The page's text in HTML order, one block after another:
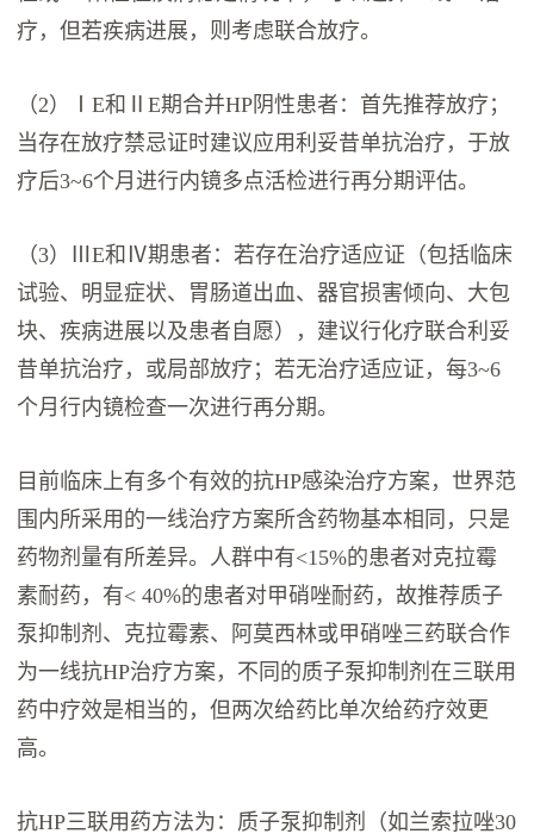
疗，但若疾病进展，则考虑联合放疗。
（2）ⅠE和ⅡE期合并HP阴性患者：首先推荐放疗；
当存在放疗禁忌证时建议应用利妥昔单抗治疗，于放
疗后3~6个月进行内镜多点活检进行再分期评估。
（3）ⅢE和Ⅳ期患者：若存在治疗适应证（包括临床
试验、明显症状、胃肠道出血、器官损害倾向、大包
块、疾病进展以及患者自愿），建议行化疗联合利妥
昔单抗治疗，或局部放疗；若无治疗适应证，每3~6
个月行内镜检查一次进行再分期。
目前临床上有多个有效的抗HP感染治疗方案，世界范
围内所采用的一线治疗方案所含药物基本相同，只是
药物剂量有所差异。人群中有<15%的患者对克拉霉
素耐药，有< 40%的患者对甲硝唑耐药，故推荐质子
泵抑制剂、克拉霉素、阿莫西林或甲硝唑三药联合作
为一线抗HP治疗方案，不同的质子泵抑制剂在三联用
药中疗效是相当的，但两次给药比单次给药疗效更
高。
抗HP三联用药方法为：质子泵抑制剂（如兰索拉唑30